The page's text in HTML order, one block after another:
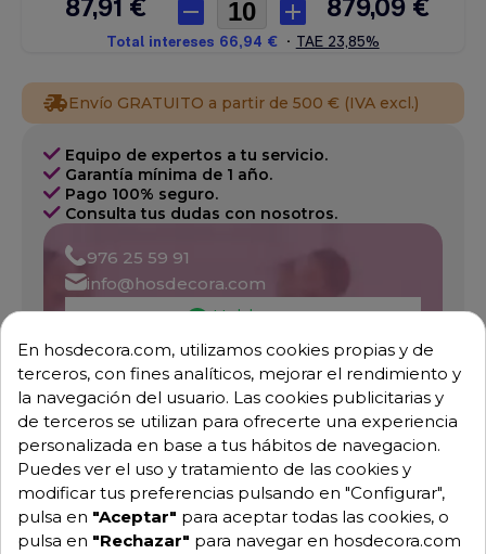
Envío GRATUITO a partir de 500 € (IVA excl.)
Equipo de expertos a tu servicio.
Garantía mínima de 1 año.
Pago 100% seguro.
Consulta tus dudas con nosotros.
976 25 59 91
info@hosdecora.com
Hablemos
Pide tu presupuesto
En hosdecora.com, utilizamos cookies propias y de
terceros, con fines analíticos, mejorar el rendimiento y
la navegación del usuario. Las cookies publicitarias y
de terceros se utilizan para ofrecerte una experiencia
personalizada en base a tus hábitos de navegacion.
Puedes ver el uso y tratamiento de las cookies y
modificar tus preferencias pulsando en "Configurar",
pulsa en "Aceptar" para aceptar todas las cookies, o
pulsa en "Rechazar" para navegar en hosdecora.com